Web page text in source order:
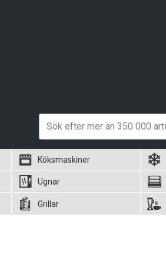
Köksmaskiner
Ugnar
Grillar